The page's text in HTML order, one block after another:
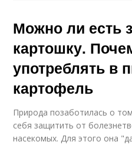
Можно ли есть
картошку.
употреблять в
картофель
Природа позаботилась о
себя защитить от
насекомых. Для этого она